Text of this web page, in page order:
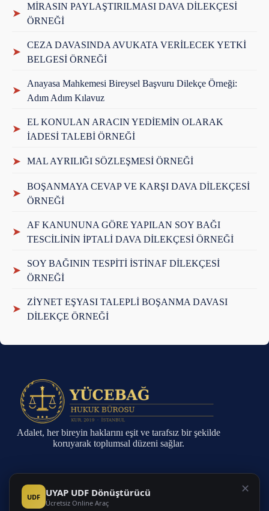
➤
MİRASIN PAYLAŞTIRILMASI DAVA DİLEKÇESİ
ÖRNEĞİ
➤
CEZA DAVASINDA AVUKATA VERİLECEK YETKİ
BELGESİ ÖRNEĞİ
➤
Anayasa Mahkemesi Bireysel Başvuru Dilekçe Örneği:
Adım Adım Kılavuz
➤
EL KONULAN ARACIN YEDİEMİN OLARAK
İADESİ TALEBİ ÖRNEĞİ
➤ MAL AYRILIĞI SÖZLEŞMESİ ÖRNEĞİ
➤
BOŞANMAYA CEVAP VE KARŞI DAVA DİLEKÇESİ
ÖRNEĞİ
➤
AF KANUNUNA GÖRE YAPILAN SOY BAĞI
TESCİLİNİN İPTALİ DAVA DİLEKÇESİ ÖRNEĞİ
➤
SOY BAĞININ TESPİTİ İSTİNAF DİLEKÇESİ
ÖRNEĞİ
➤
ZİYNET EŞYASI TALEPLİ BOŞANMA DAVASI
DİLEKÇE ÖRNEĞİ
Adalet, her bireyin haklarını eşit ve tarafsız bir şekilde
koruyarak toplumsal düzeni sağlar.
✕
UDF UYAP UDF Dönüştürücü
Ücretsiz Online Araç